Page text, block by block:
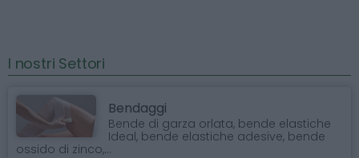
I nostri Settori
Bendaggi
Bende di garza orlata, bende elastiche
Ideal, bende elastiche adesive, bende
ossido di zinco,...